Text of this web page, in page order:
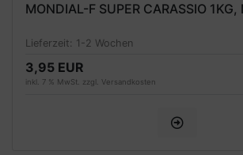
MONDIAL-F SUPER CARASSIO
Lieferzeit: 1-2 Wochen
3,95 EUR
inkl. 7 % MwSt. zzgl. Versandkosten